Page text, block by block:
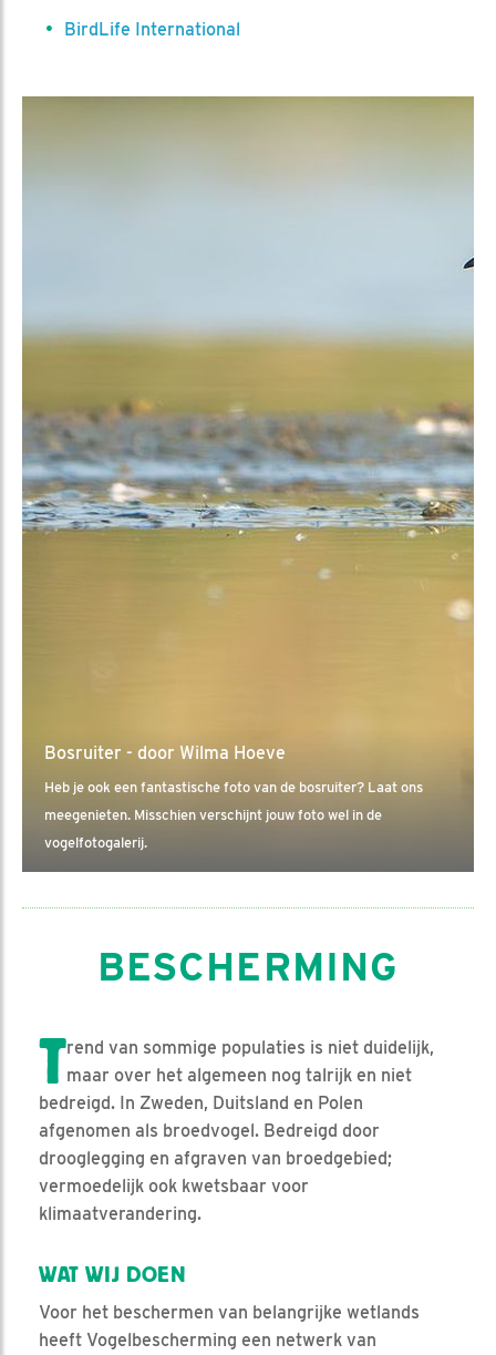
BirdLife International
Bosruiter - door Wilma Hoeve
Heb je ook een fantastische foto van de bosruiter? Laat ons
meegenieten. Misschien verschijnt jouw foto wel in de
vogelfotogalerij.
BESCHERMING
Trend van sommige populaties is niet duidelijk,
maar over het algemeen nog talrijk en niet
bedreigd. In Zweden, Duitsland en Polen
afgenomen als broedvogel. Bedreigd door
drooglegging en afgraven van broedgebied;
vermoedelijk ook kwetsbaar voor
klimaatverandering.
WAT WIJ DOEN
Voor het beschermen van belangrijke wetlands
heeft Vogelbescherming een netwerk van